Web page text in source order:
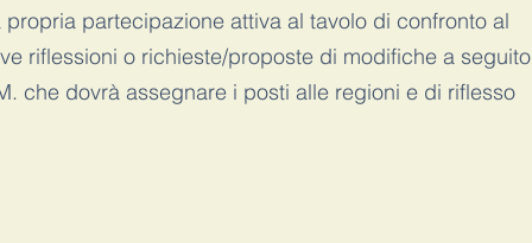
partecipazione attiva al tavolo di confronto al
riflessioni o richieste/proposte di modifiche a seguito
che dovrà assegnare i posti alle regioni e di riflesso